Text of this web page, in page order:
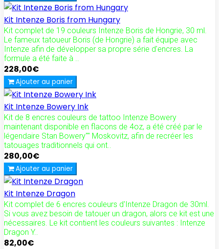
Kit Intenze Boris from Hungary
Kit complet de 19 couleurs Intenze Boris de Hongrie, 30 ml.
Le fameux tatoueur Boris (de Hongrie) a fait équipe avec
Intenze afin de développer sa propre série d'encres. La
formule a été faite à ..
228,00€
Ajouter au panier
Kit Intenze Bowery Ink
Kit de 8 encres couleurs de tattoo Intenze Bowery
maintenant disponible en flacons de 4oz, a été créé par le
légendaire Stan Bowery'''' Moskovitz, afin de recréer les
tatouages ​​traditionnels qui ont..
280,00€
Ajouter au panier
Kit Intenze Dragon
Kit complet de 6 encres couleurs d'Intenze Dragon de 30ml.
Si vous avez besoin de tatouer un dragon, alors ce kit est une
nécessaires. Le kit contient les couleurs suivantes : Intenze
Dragon Y..
82,00€